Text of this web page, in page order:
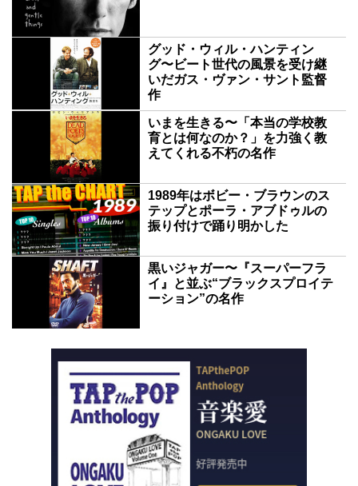
グッド・ウィル・ハンティン
グ〜ビート世代の風景を受け継
いだガス・ヴァン・サント監督
作
いまを生きる〜「本当の学校教
育とは何なのか？」を力強く教
えてくれる不朽の名作
1989年はボビー・ブラウンのス
テップとポーラ・アブドゥルの
振り付けで踊り明かした
黒いジャガー〜『スーパーフラ
イ』と並ぶ“ブラックスプロイテ
ーション”の名作